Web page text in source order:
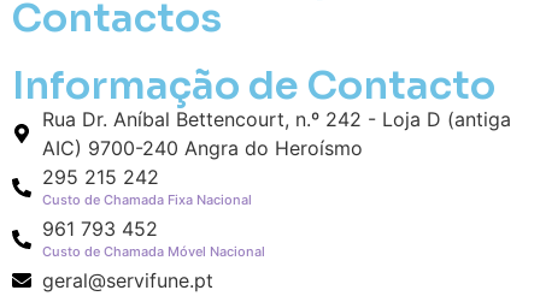
Contactos
Informação de Contacto
Rua Dr. Aníbal Bettencourt, n.º 242 - Loja D (antiga
AIC) 9700-240 Angra do Heroísmo
295 215 242
Custo de Chamada Fixa Nacional
961 793 452
Custo de Chamada Móvel Nacional
geral@servifune.pt
Pague mais tarde
Envie Flores
Maria Lúcia Godinho do Canto
Neste Formulário, você paga de imediato
com Paypal
O que deseja enviar?
Ramo de Flores
Palma